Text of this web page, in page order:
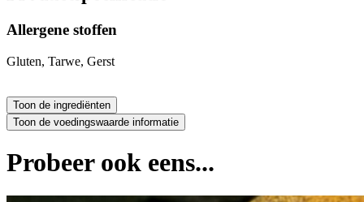
Allergene stoffen
Gluten, Tarwe, Gerst
Probeer ook eens...